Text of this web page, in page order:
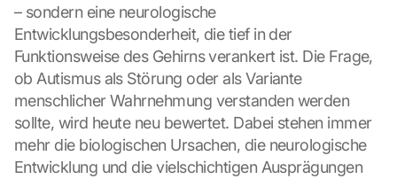
– sondern eine neurologische
Entwicklungsbesonderheit, die tief in der
Funktionsweise des Gehirns verankert ist. Die Frage,
ob Autismus als Störung oder als Variante
menschlicher Wahrnehmung verstanden werden
sollte, wird heute neu bewertet. Dabei stehen immer
mehr die biologischen Ursachen, die neurologische
Entwicklung und die vielschichtigen Ausprägungen